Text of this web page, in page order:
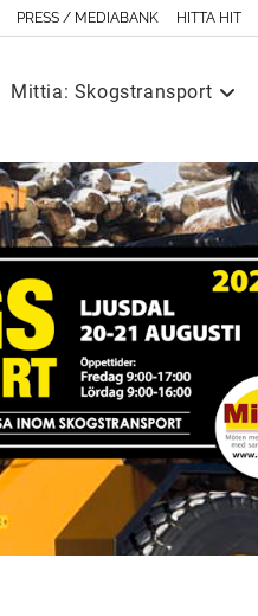
PRESS / MEDIABANK HITTA HIT
Mittia: Skogstransport